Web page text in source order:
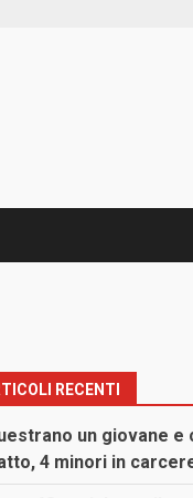
RECENTI
un giovane e
4 minori in